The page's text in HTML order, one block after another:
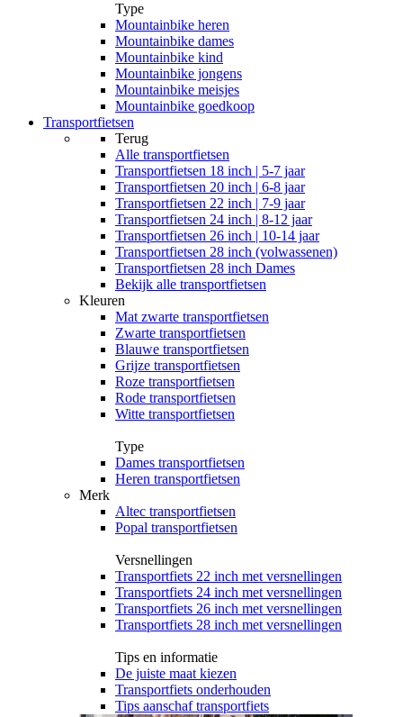
Type
Mountainbike heren
Mountainbike dames
Mountainbike kind
Mountainbike jongens
Mountainbike meisjes
Mountainbike goedkoop
Transportfietsen
Terug
Alle transportfietsen
Transportfietsen 18 inch | 5-7 jaar
Transportfietsen 20 inch | 6-8 jaar
Transportfietsen 22 inch | 7-9 jaar
Transportfietsen 24 inch | 8-12 jaar
Transportfietsen 26 inch | 10-14 jaar
Transportfietsen 28 inch (volwassenen)
Transportfietsen 28 inch Dames
Bekijk alle transportfietsen
Kleuren
Mat zwarte transportfietsen
Zwarte transportfietsen
Blauwe transportfietsen
Grijze transportfietsen
Roze transportfietsen
Rode transportfietsen
Witte transportfietsen
Type
Dames transportfietsen
Heren transportfietsen
Merk
Altec transportfietsen
Popal transportfietsen
Versnellingen
Transportfiets 22 inch met versnellingen
Transportfiets 24 inch met versnellingen
Transportfiets 26 inch met versnellingen
Transportfiets 28 inch met versnellingen
Tips en informatie
De juiste maat kiezen
Transportfiets onderhouden
Tips aanschaf transportfiets